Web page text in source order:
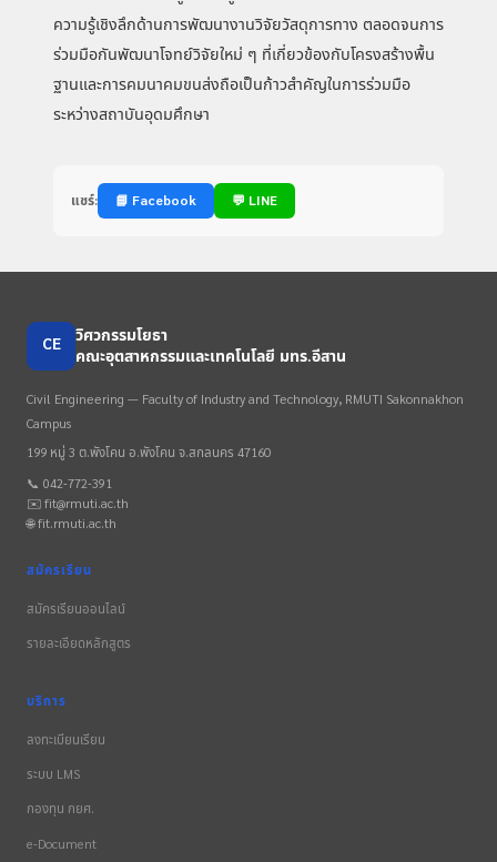
ความรู้เชิงลึกด้านการพัฒนางานวิจัยวัสดุการทาง ตลอดจนการ
ร่วมมือกันพัฒนาโจทย์วิจัยใหม่ ๆ ที่เกี่ยวข้องกับโครงสร้างพื้น
ฐานและการคมนาคมขนส่งถือเป็นก้าวสำคัญในการร่วมมือ
ระหว่างสถาบันอุดมศึกษา
แชร์: 📘 Facebook 💬 LINE
CE
วิศวกรรมโยธา
คณะอุตสาหกรรมและเทคโนโลยี มทร.อีสาน
Civil Engineering — Faculty of Industry and Technology, RMUTI Sakonnakhon
Campus
199 หมู่ 3 ต.พังโคน อ.พังโคน จ.สกลนคร 47160
📞 042-772-391
✉️ fit@rmuti.ac.th
🌐 fit.rmuti.ac.th
สมัครเรียน
สมัครเรียนออนไลน์
รายละเอียดหลักสูตร
บริการ
ลงทะเบียนเรียน
ระบบ LMS
กองทุน กยศ.
e-Document